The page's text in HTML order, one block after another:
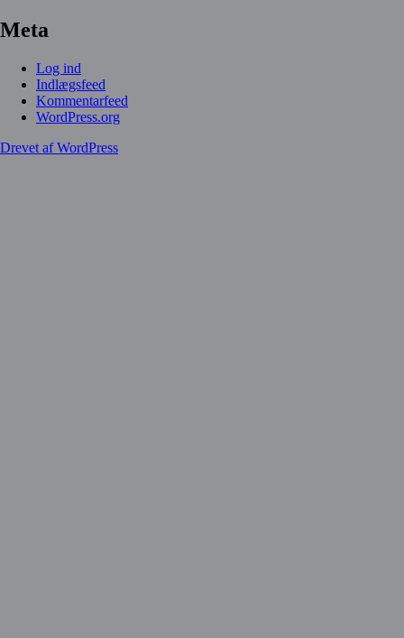
Meta
Log ind
Indlægsfeed
Kommentarfeed
WordPress.org
Drevet af WordPress